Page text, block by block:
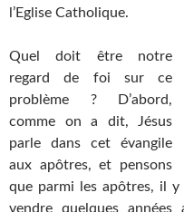
l’Eglise Catholique.
Quel doit être notre
regard de foi sur ce
problème ? D’abord,
comme on a dit, Jésus
parle dans cet évangile
aux apôtres, et pensons
que parmi les apôtres, il
vendre quelques années